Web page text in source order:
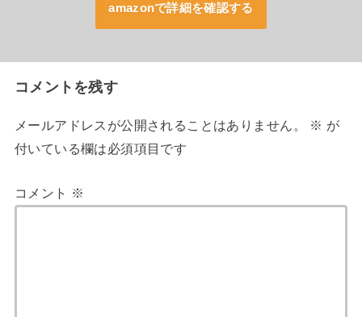
amazonで詳細を確認する
コメントを残す
メールアドレスが公開されることはありません。 ※ が
付いている欄は必須項目です
コメント ※